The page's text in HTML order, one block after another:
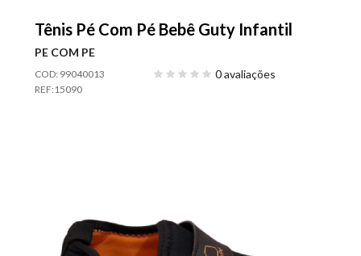
Tênis Pé Com Pé Bebê Guty Infantil
PE COM PE
COD: 99040013
REF:15090
0 avaliações